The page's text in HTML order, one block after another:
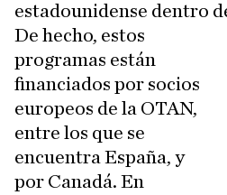
estadounidense dentro
De hecho, estos
programas están
financiados por socios
europeos de la OTAN,
entre los que se
encuentra España, y
por Canadá. En